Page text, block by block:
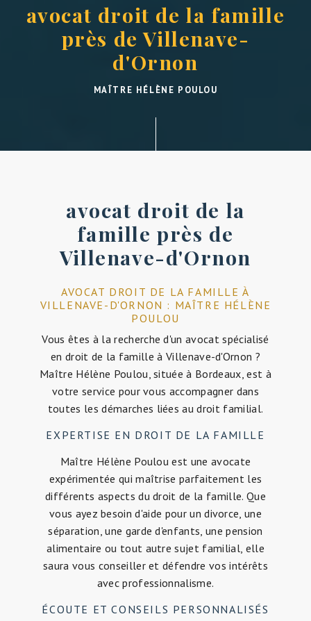
avocat droit de la famille
près de Villenave-
d'Ornon
MAÎTRE HÉLÈNE POULOU
avocat droit de la
famille près de
Villenave-d'Ornon
AVOCAT DROIT DE LA FAMILLE À
VILLENAVE-D'ORNON : MAÎTRE HÉLÈNE
POULOU
Vous êtes à la recherche d'un avocat spécialisé
en droit de la famille à Villenave-d'Ornon ?
Maître Hélène Poulou, située à Bordeaux, est à
votre service pour vous accompagner dans
toutes les démarches liées au droit familial.
EXPERTISE EN DROIT DE LA FAMILLE
Maître Hélène Poulou est une avocate
expérimentée qui maîtrise parfaitement les
différents aspects du droit de la famille. Que
vous ayez besoin d'aide pour un divorce, une
séparation, une garde d'enfants, une pension
alimentaire ou tout autre sujet familial, elle
saura vous conseiller et défendre vos intérêts
avec professionnalisme.
ÉCOUTE ET CONSEILS PERSONNALISÉS